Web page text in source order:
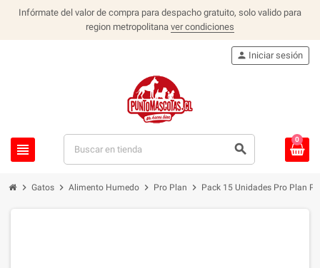
Infórmate del valor de compra para despacho gratuito, solo valido para
region metropolitana ver condiciones
view_headline search
person Iniciar sesión
0
chevron_right Gatos chevron_right Alimento Humedo chevron_right Pro Plan chevron_right Pack 15 Unidades Pro Plan